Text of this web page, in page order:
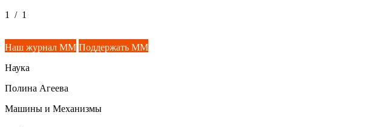
1
/ 1
Наш журнал ММ Поддержать ММ
Наука
Полина Агеева
Машины и Механизмы